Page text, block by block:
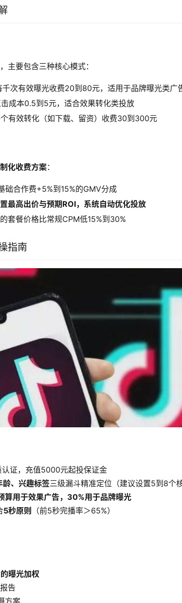
，主要包含三种核心模式：
千次有效曝光收费20到80元，适用于品牌曝光类广
击成本0.5到5元，适合效果转化类投放
个有效转化（如下载、留资）收费30到300元
化收费方案：
础合作费+5%到15%的GMV分成
最高出价与预期ROI，系统自动优化投放
套餐价格比常规CPM低15%到30%
指南
认证，充值5000元起投保证金
龄、兴趣标签三级漏斗精准定位（建议设置5到8个
算用于效果广告，30%用于品牌曝光
5秒原则 （前5秒完播率＞65%）
曝光加权
告